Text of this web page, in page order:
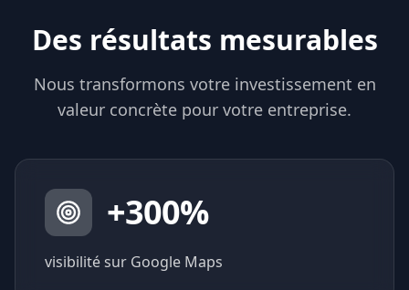
Des résultats mesurables
Nous transformons votre investissement en
valeur concrète pour votre entreprise.
+300%
visibilité sur Google Maps